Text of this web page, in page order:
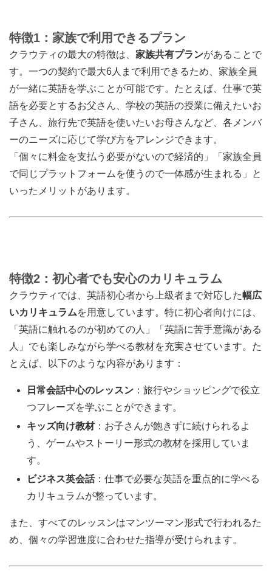
特徴1：家族で利用できるプラン
クラウティの最大の特徴は、 家族共有プランがあることで
す。一つの契約で最大6人まで利用できるため、家族全員
が一緒に英語を学ぶことが可能です。たとえば、仕事で英
語を必要とするお父さん、学校の英語の授業に備えたいお
子さん、旅行先で英語を使いたいお母さんなど、各メンバ
ーのニーズに応じて学び方をアレンジできます。
「個々に料金を支払う必要がないので経済的」「家族全員
で同じプラットフォームを使うので一体感が生まれる」と
いったメリットがあります。
特徴2：初心者でも安心のカリキュラム
クラウティでは、英語初心者から上級者まで対応した幅広
いカリキュラムを用意しています。特に初心者向けには、
「英語に触れるのが初めての人」「英語に苦手意識がある
人」でも楽しみながら学べる教材を充実させています。た
とえば、以下のような内容があります：
日常会話中心のレッスン ：旅行やショッピングで役立
つフレーズを学ぶことができます。
キッズ向け教材：お子さんが飽きずに続けられるよ
う、ゲームやストーリー形式の教材を採用していま
す。
ビジネス英会話：仕事で必要な英語を重点的に学べる
カリキュラムが整っています。
また、すべてのレッスンはマンツーマン形式で行われるた
め、個々の学習進度に合わせた指導が受けられます。